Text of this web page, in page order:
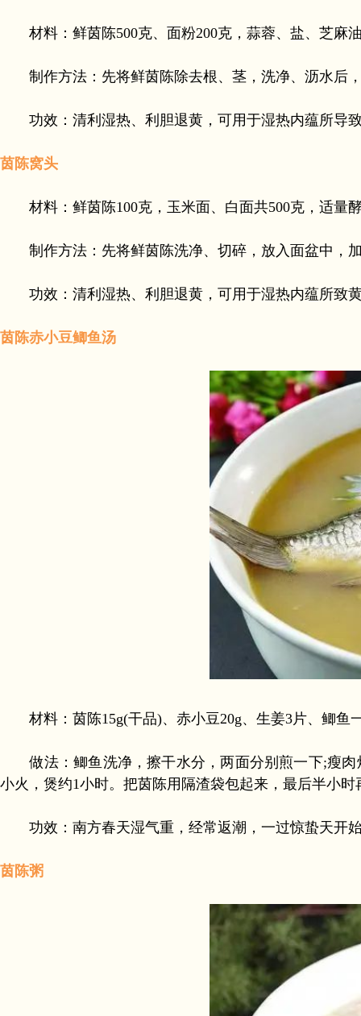
材料：鲜茵陈500克、面粉200克，蒜蓉、盐、芝麻
制作方法：先将鲜茵陈除去根、茎，洗净、沥水后，
功效：清利湿热、利胆退黄，可用于湿热内蕴所导
茵陈窝头
材料：鲜茵陈100克，玉米面、白面共500克，适量
制作方法：先将鲜茵陈洗净、切碎，放入面盆中，加
功效：清利湿热、利胆退黄，可用于湿热内蕴所致
茵陈赤小豆鲫鱼汤
材料：茵陈15g(干品)、赤小豆20g、生姜3片、鲫鱼
做法：鲫鱼洗净，擦干水分，两面分别煎一下;瘦肉
小火，煲约1小时。把茵陈用隔渣袋包起来，最后半小时
功效：南方春天湿气重，经常返潮，一过惊蛰天开
茵陈粥